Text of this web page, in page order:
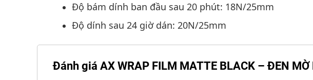
Độ bám dính ban đầu sau 20 phút: 18N/25mm
Độ dính sau 24 giờ dán: 20N/25mm
Đánh giá AX WRAP FILM MATTE BLACK – ĐEN MỜ